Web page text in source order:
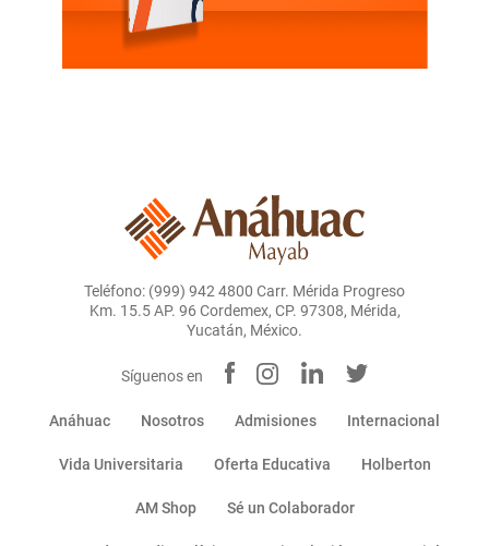
Teléfono: (999) 942 4800 Carr. Mérida Progreso
Km. 15.5 AP. 96 Cordemex, CP. 97308, Mérida,
Yucatán, México.
Síguenos en
Anáhuac Nosotros Admisiones Internacional
Vida Universitaria Oferta Educativa Holberton
AM Shop Sé un Colaborador